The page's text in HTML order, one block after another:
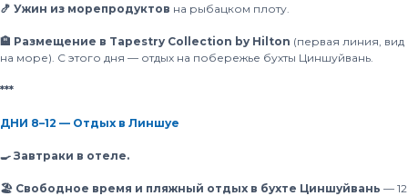
🍤 Ужин из морепродуктов на рыбацком плоту.
🏨 Размещение в Tapestry Collection by Hilton (первая линия, вид
на море). С этого дня — отдых на побережье бухты Циншуйвань.
***
ДНИ 8–12 — Отдых в Линшуе
🍳 Завтраки в отеле.
🏖 Свободное время и пляжный отдых в бухте Циншуйвань — 12